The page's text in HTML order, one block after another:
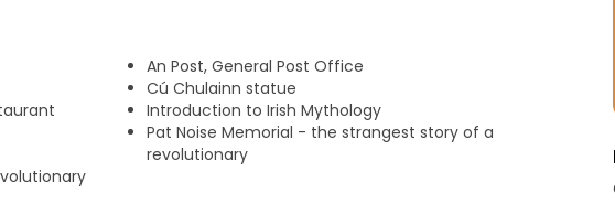
profissional, credenciado e totalmente qualificado do Original Dublin
e agradável é diferente de qualquer outro na cidade.
An Post, General Post Office
Cú Chulainn statue
Introduction to Irish Mythology
Pat Noise Memorial - the strangest story of a
revolutionary